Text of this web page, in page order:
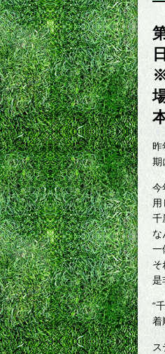
昨
期
今
用
千
な
一
そ
是
“
着